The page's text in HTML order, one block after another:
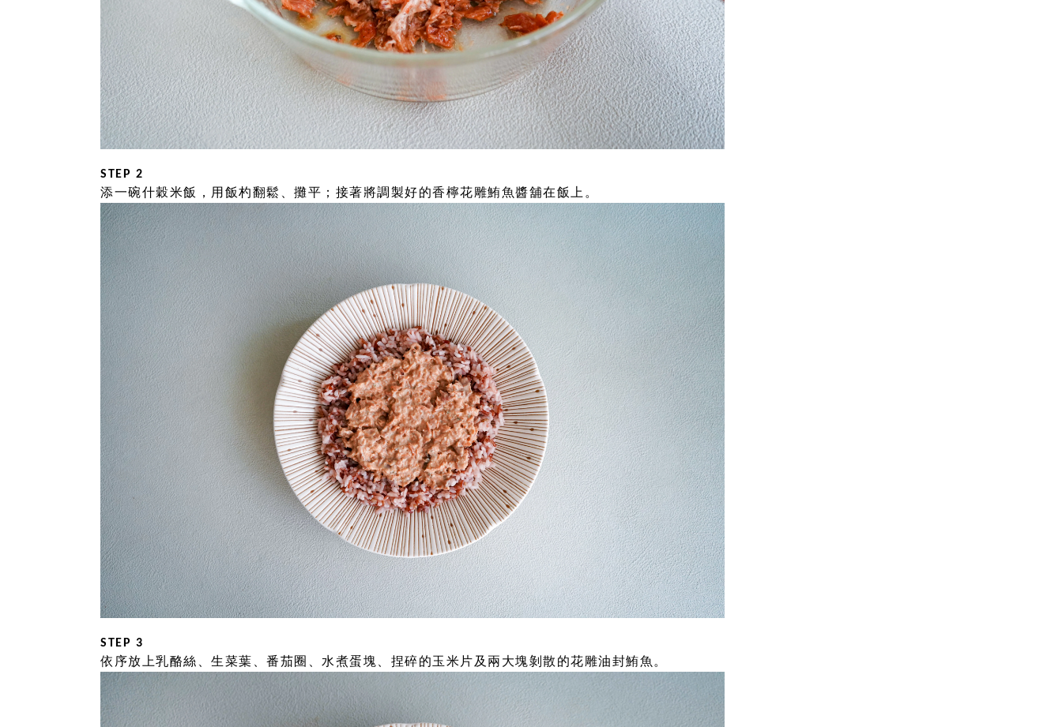
STEP 2
添一碗什穀米飯，用飯杓翻鬆、攤平；接著將調製好的香檸花雕鮪魚醬舖在飯上。
STEP 3
依序放上乳酪絲、生菜葉、番茄圈、水煮蛋塊、捏碎的玉米片及兩大塊剝散的花雕油封鮪魚。